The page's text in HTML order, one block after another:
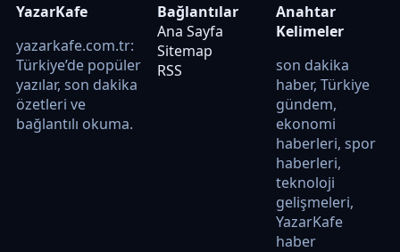
YazarKafe
yazarkafe.com.tr:
Türkiye’de popüler
yazılar, son dakika
özetleri ve
bağlantılı okuma.
Bağlantılar
Ana Sayfa
Sitemap
RSS
Anahtar
Kelimeler
son dakika
haber, Türkiye
gündem,
ekonomi
haberleri, spor
haberleri,
teknoloji
gelişmeleri,
YazarKafe
haber